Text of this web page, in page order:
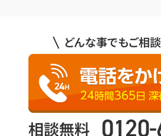
どんな事でもご相
相談無料